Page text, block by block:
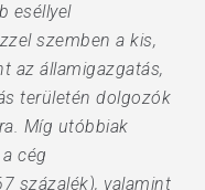
eséllyel
szemben a kis,
az államigazgatás,
területén dolgozók
Míg utóbbiak
cég
százalék), valamint